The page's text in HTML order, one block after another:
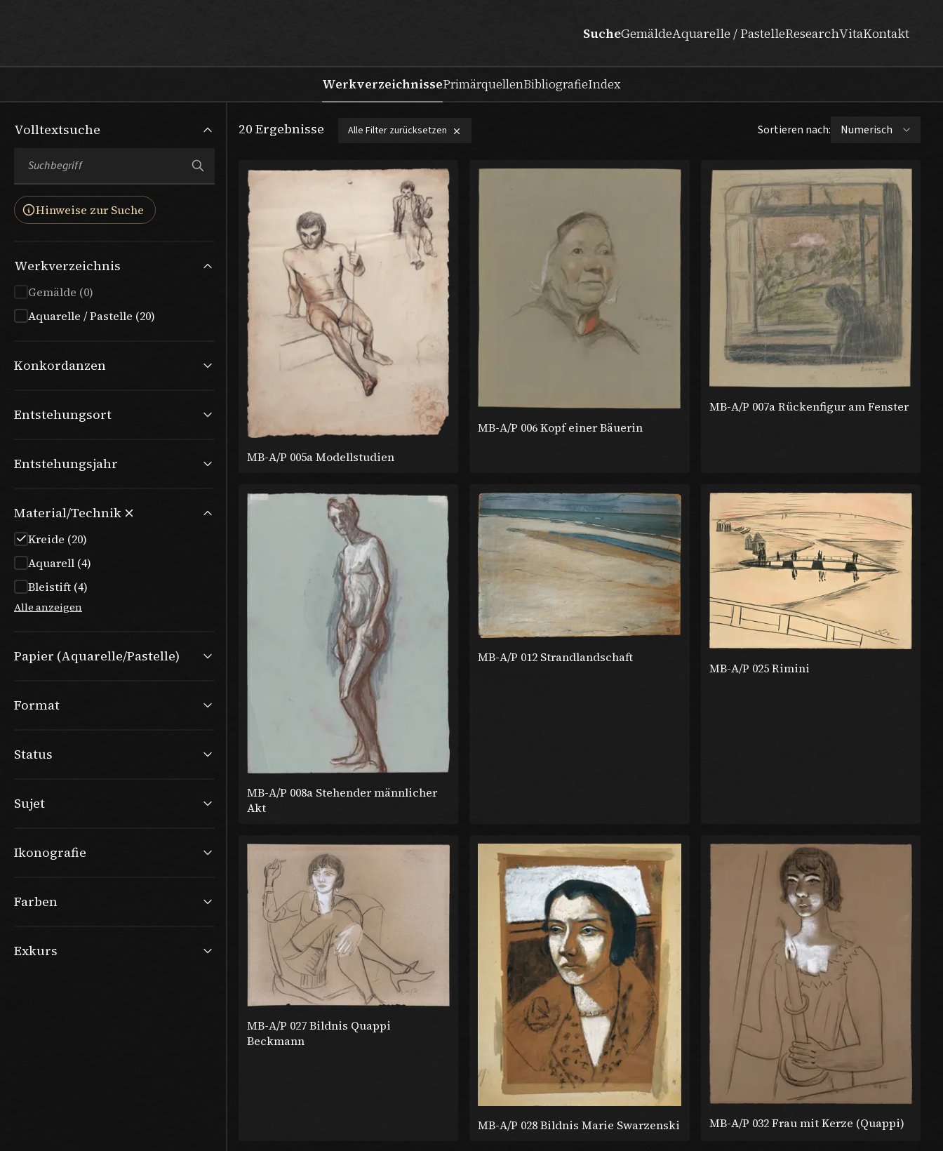
SucheGemäldeAquarelle / PastelleResearchVitaKontakt
WerkverzeichnissePrimärquellenBibliografieIndex
Volltextsuche
Hinweise zur Suche
Werkverzeichnis
Gemälde (0)
Aquarelle / Pastelle (20)
Konkordanzen
Entstehungsort
Entstehungsjahr
Material/Technik
Kreide (20)
Aquarell (4)
Bleistift (4)
Alle anzeigen
Papier (Aquarelle/Pastelle)
Format
Status
Sujet
Ikonografie
Farben
Exkurs
20 Ergebnisse Alle Filter zurücksetzen Sortieren nach:
MB-A/P 005a Modellstudien
MB-A/P 006 Kopf einer Bäuerin
MB-A/P 007a Rückenfigur am Fenster
MB-A/P 008a Stehender männlicher
Akt
MB-A/P 012 Strandlandschaft
MB-A/P 025 Rimini
MB-A/P 027 Bildnis Quappi
Beckmann
MB-A/P 028 Bildnis Marie Swarzenski MB-A/P 032 Frau mit Kerze (Quappi)